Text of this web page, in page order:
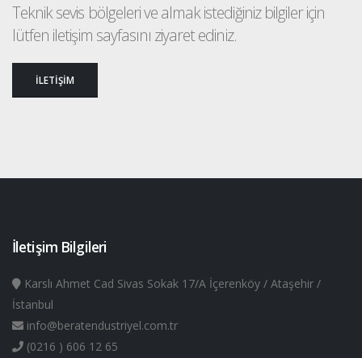
Teknik sevis bölgeleri ve almak istediğiniz bilgiler için
lütfen iletişim sayfasını ziyaret ediniz.
İLETİŞİM
İletişim Bilgileri
Karslı Ahmet Cad Sivas Sokak 17/A İçerenköy / Ataşehir /
İstanbul
info@beratendustriyel.com.tr
(0216 ) 606 12 65